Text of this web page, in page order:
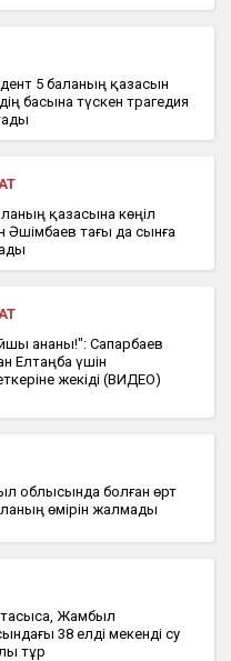
5 баланың қазасын
басына түскен трагедия
қазасына көңіл
Әшімбаев тағы да сынға
ананы!": Сапарбаев
Елтаңба үшін
жекіді (ВИДЕО)
облысында болған өрт
өмірін жалмады
тасыса, Жамбыл
38 елді мекенді су
тұр